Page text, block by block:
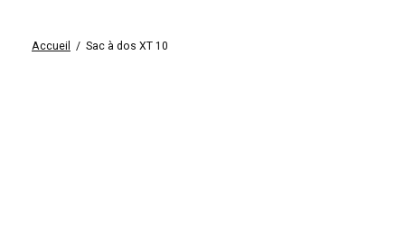
Accueil / Sac à dos XT 10